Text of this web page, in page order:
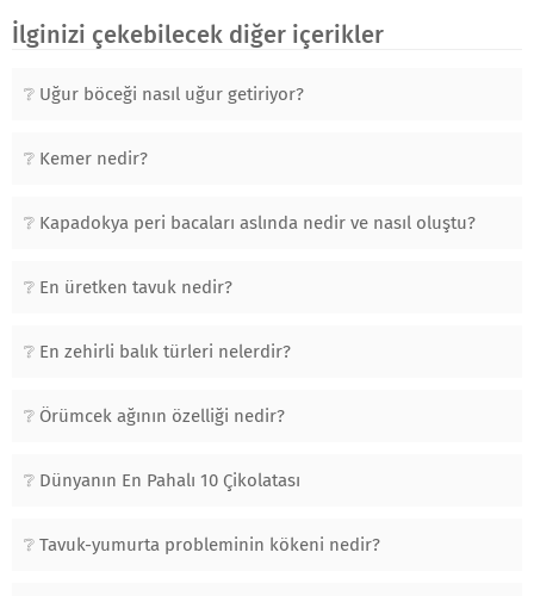
İlginizi çekebilecek diğer içerikler
Uğur böceği nasıl uğur getiriyor?
Kemer nedir?
Kapadokya peri bacaları aslında nedir ve nasıl oluştu?
En üretken tavuk nedir?
En zehirli balık türleri nelerdir?
Örümcek ağının özelliği nedir?
Dünyanın En Pahalı 10 Çikolatası
Tavuk-yumurta probleminin kökeni nedir?